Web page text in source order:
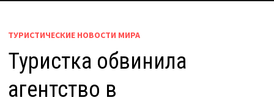
ТУРИСТИЧЕСКИЕ НОВОСТИ МИРА
Туристка обвинила
агентство в